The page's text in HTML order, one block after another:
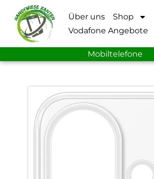
Über uns Shop
Vodafone Angebote
Mobiltelefone